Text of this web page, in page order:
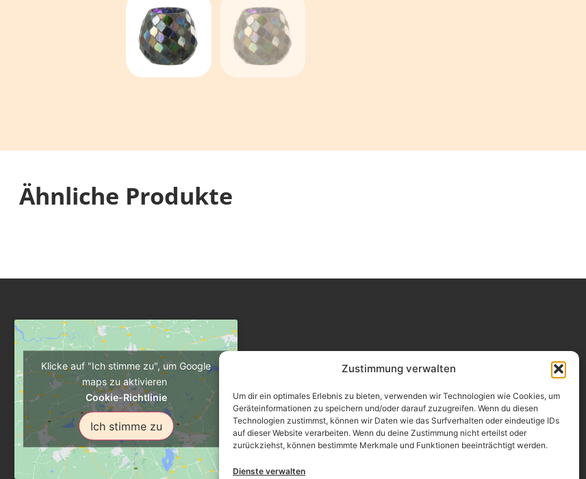
Zustimmung verwalten
Um dir ein optimales Erlebnis zu bieten, verwenden wir Technologien wie Cookies, um
Geräteinformationen zu speichern und/oder darauf zuzugreifen. Wenn du diesen
Technologien zustimmst, können wir Daten wie das Surfverhalten oder eindeutige IDs
auf dieser Website verarbeiten. Wenn du deine Zustimmung nicht erteilst oder
zurückziehst, können bestimmte Merkmale und Funktionen beeinträchtigt werden.
Dienste verwalten
Ähnliche Produkte
Klicke auf "Ich stimme zu", um Google
maps zu aktivieren
Cookie-Richtlinie
Ich stimme zu
Impressum
Datenschutz
Erklärung zur Barrierefreiheit
AGB